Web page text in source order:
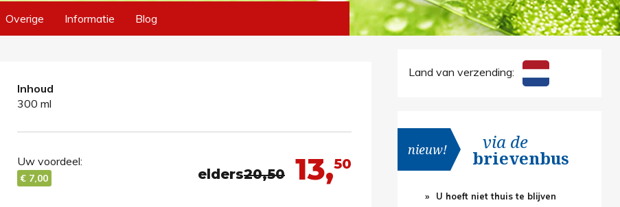
Overige Informatie Blog
Inhoud
300 ml
13,50
elders20,50
Uw voordeel:
€ 7,00
Land van verzending:
nieuw! via de
brievenbus
U hoeft niet thuis te blijven